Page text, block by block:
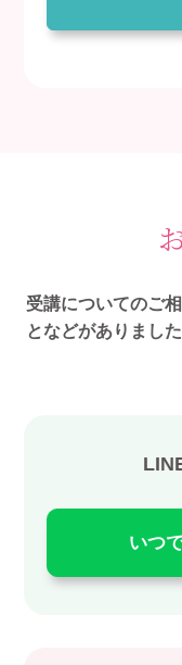
受講についてのご
となどがありまし
いつ